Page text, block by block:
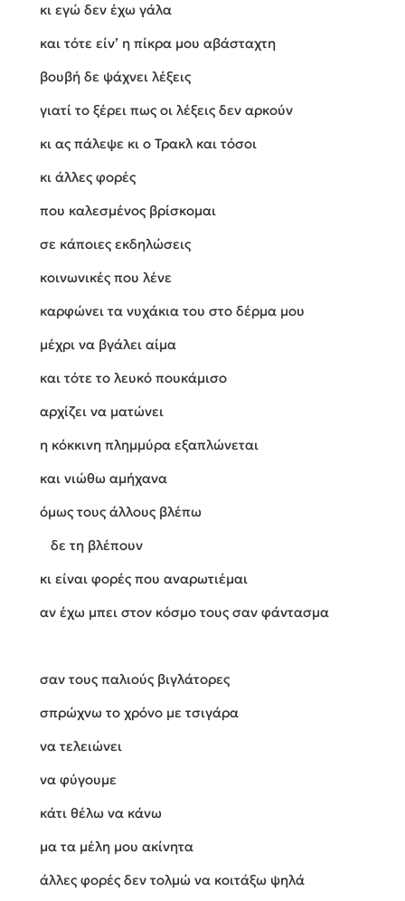
κι εγώ δεν έχω γάλα
και τότε είν’ η πίκρα μου αβάσταχτη
βουβή δε ψάχνει λέξεις
γιατί το ξέρει πως οι λέξεις δεν αρκούν
κι ας πάλεψε κι ο Τρακλ και τόσοι
κι άλλες φορές
που καλεσμένος βρίσκομαι
σε κάποιες εκδηλώσεις
κοινωνικές που λένε
καρφώνει τα νυχάκια του στο δέρμα μου
μέχρι να βγάλει αίμα
και τότε το λευκό πουκάμισο
αρχίζει να ματώνει
η κόκκινη πλημμύρα εξαπλώνεται
και νιώθω αμήχανα
όμως τους άλλους βλέπω
δε τη βλέπουν
κι είναι φορές που αναρωτιέμαι
αν έχω μπει στον κόσμο τους σαν φάντασμα
σαν τους παλιούς βιγλάτορες
σπρώχνω το χρόνο με τσιγάρα
να τελειώνει
να φύγουμε
κάτι θέλω να κάνω
μα τα μέλη μου ακίνητα
άλλες φορές δεν τολμώ να κοιτάξω ψηλά